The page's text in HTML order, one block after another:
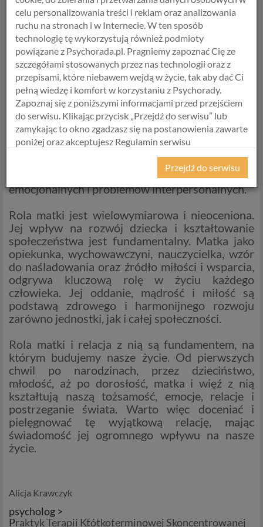
kształtowanie charakteru dziecka. Dzieci, które
obserwują pozytywne wzorce zachowań u matki,
są bardziej skłonne do rozwijania podobnych
cech w swoim życiu.
Wpływ relacji z matką na dorosłe życie
Relacja z matką nie kończy się w momencie
osiągnięcia dorosłości. Nawet w dorosłym życiu,
więź z matką może mieć znaczący wpływ na
nasze samopoczucie i relacje z innymi. Dobre
relacje z matką mogą być źródłem wsparcia i
poczucia przynależności, podczas gdy trudne
relacje mogą prowadzić do wyzwań
emocjonalnych i problemów interpersonalnych.
Rola matki jest wielowymiarowa i nieoceniona.
Jej wpływ na rozwój dziecka i kształtowanie
społeczeństwa jest fundamentalny. Matka jako
opiekunka, wychowawczyni, nauczycielka, wzór
do naśladowania oraz źródło miłości i wsparcia,
odgrywa kluczową rolę w życiu każdego
człowieka. Jej oddanie, mądrość i miłość są
podstawą zdrowego i harmonijnego rozwoju
zarówno jednostki, jak i całej społeczności.
Rola matki i relacja z nią są fundamentem, na
którym budujemy nasze życie. Od pierwszych
chwil po narodzinach, przez dzieciństwo,
młodość, aż po dorosłość, matka i więź z nią
kształtują naszą tożsamość, emocje, relacje i
postrzeganie świata. Warto więc doceniać i
pielęgnować tę wyjątkową relację, mając
świadomość jej ogromnego wpływu na nasze
życie.
Alicja Krawczyk
psycholog >
Praktyk Terapii Któtkoterminowej Skoncentrowanej
celu personalizowania treści i reklam oraz analizowania
ruchu na stronach i w Internecie. W ten sposób
technologię tę wykorzystują również podmioty
powiązane z Psychorada.pl. Pragniemy zapoznać Cię ze
szczegółami stosowanych przez nas technologii oraz z
przepisami, które niebawem wejdą w życie, tak aby dać Ci
pełną wiedzę i komfort w korzystaniu z Psychorady.
Zapoznaj się z poniższymi informacjami przed przejściem
do serwisu. Klikając przycisk „Przejdź do serwisu” lub
zamykając to okno zgadzasz się na postanowienia zawarte
poniżej oraz akceptujesz Regulamin serwisu
Rozporządzenie Parlamentu Europejskiego i Rady (UE)
2016/679 z dnia 27 kwietnia 2016 r. w sprawie ochrony
osób fizycznych w związku z przetwarzaniem danych
osobowych i w sprawie swobodnego przepływu takich
danych oraz uchylenia dyrektywy 95/46/WE (określane
popularnie jako „RODO”). RODO obowiązywać będzie w
identycznym zakresie we wszystkich krajach Unii
Europejskiej, a więc także w Polsce i wprowadza szereg
zmian w zasadach regulujących przetwarzanie danych
życia, w tym na korzystanie z usług internetowych, takich
jak między innymi usługi serwisu Psychorada.pl. W tej
informacji przedstawiamy skrót najważniejszych
zagadnień dotyczących przetwarzania Twoich danych
osobowych, jakie może mieć miejsce po 25 maja 2018 r. w
związku z korzystaniem z naszych usług. Prosimy Cię o jej
przeczytanie, nie zajmie to więcej niż kilka minut.
Czym są dane osobowe
osobie fizycznej. W przypadku korzystania z naszego
Twoje dane w serwisie konsultacyjnym czy w innej
Przejdź do serwisu